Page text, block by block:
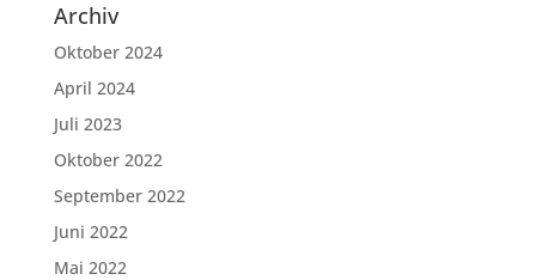
Archiv
Oktober 2024
April 2024
Juli 2023
Oktober 2022
September 2022
Juni 2022
Mai 2022